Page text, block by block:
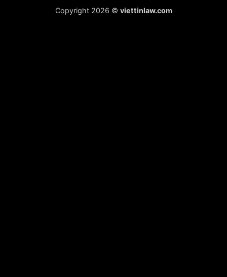
Copyright 2026 © viettinlaw.com